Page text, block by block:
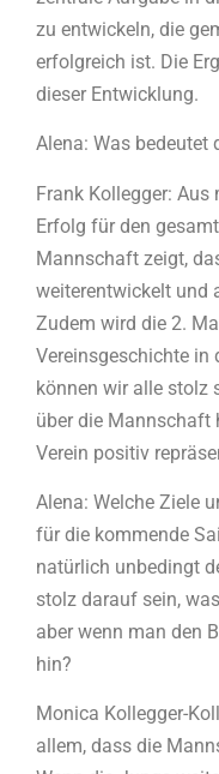
zu entwickeln, die
erfolgreich ist. Die
dieser Entwicklung.
Alena: Was bedeutet
Frank Kollegger:
Erfolg für den
Mannschaft zeigt,
weiterentwickelt und
Zudem wird die 2.
Vereinsgeschichte in
können wir alle stolz
über die Mannschaft
Verein positiv
Alena: Welche Ziele
für die kommende
natürlich unbedingt
stolz darauf sein,
aber wenn man den
hin?
Monica Kollegger-
allem, dass die